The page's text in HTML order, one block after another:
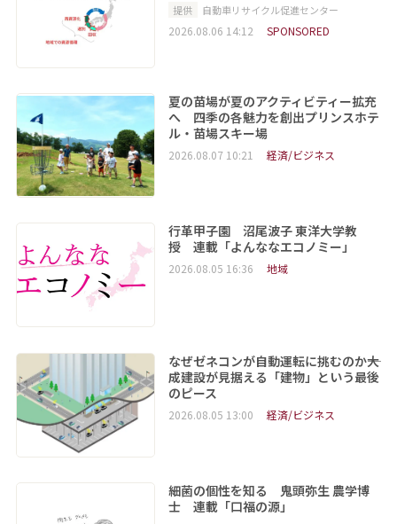
提供 自動車リサイクル促進センター
2026.08.06 14:12 SPONSORED
夏の苗場が夏のアクティビティー拡充
へ 四季の各魅力を創出プリンスホテ
ル・苗場スキー場
2026.08.07 10:21 経済/ビジネス
行革甲子園 沼尾波子 東洋大学教
授 連載「よんななエコノミー」
2026.08.05 16:36 地域
なぜゼネコンが自動運転に挑むのか――大
成建設が見据える「建物」という最後
のピース
2026.08.05 13:00 経済/ビジネス
細菌の個性を知る 鬼頭弥生 農学博
士 連載「口福の源」